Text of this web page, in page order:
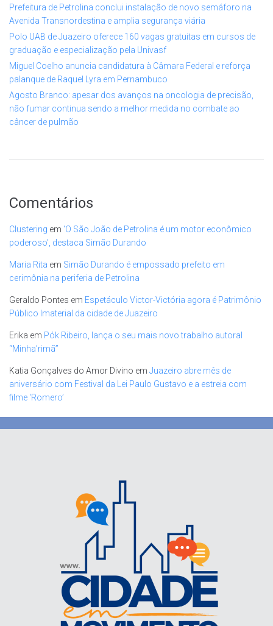
Prefeitura de Petrolina conclui instalação de novo semáforo na
Avenida Transnordestina e amplia segurança viária
Polo UAB de Juazeiro oferece 160 vagas gratuitas em cursos de
graduação e especialização pela Univasf
Miguel Coelho anuncia candidatura à Câmara Federal e reforça
palanque de Raquel Lyra em Pernambuco
Agosto Branco: apesar dos avanços na oncologia de precisão,
não fumar continua sendo a melhor medida no combate ao
câncer de pulmão
Comentários
Clustering em ‘O São João de Petrolina é um motor econômico
poderoso’, destaca Simão Durando
Maria Rita em Simão Durando é empossado prefeito em
cerimônia na periferia de Petrolina
Geraldo Pontes em Espetáculo Victor-Victória agora é Patrimônio
Público Imaterial da cidade de Juazeiro
Erika em Pók Ribeiro, lança o seu mais novo trabalho autoral
“Minha’rimã”
Katia Gonçalves do Amor Divino em Juazeiro abre mês de
aniversário com Festival da Lei Paulo Gustavo e a estreia com
filme ‘Romero’